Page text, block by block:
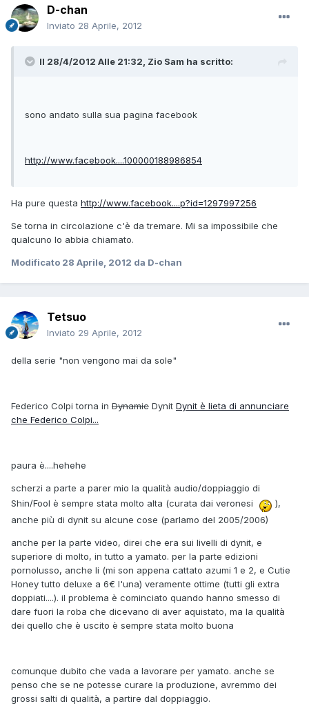
D-chan
Inviato 28 Aprile, 2012
Il 28/4/2012 Alle 21:32, Zio Sam ha scritto:
sono andato sulla sua pagina facebook
http://www.facebook....100000188986854
Ha pure questa http://www.facebook....p?id=1297997256
Se torna in circolazione c'è da tremare. Mi sa impossibile che
qualcuno lo abbia chiamato.
Modificato 28 Aprile, 2012 da D-chan
Tetsuo
Inviato 29 Aprile, 2012
della serie "non vengono mai da sole"
Federico Colpi torna in Dynamic Dynit Dynit è lieta di annunciare
che Federico Colpi...
paura è....hehehe
scherzi a parte a parer mio la qualità audio/doppiaggio di
Shin/Fool è sempre stata molto alta (curata dai veronesi
),
anche più di dynit su alcune cose (parlamo del 2005/2006)
anche per la parte video, direi che era sui livelli di dynit, e
superiore di molto, in tutto a yamato. per la parte edizioni
pornolusso, anche li (mi son appena cattato azumi 1 e 2, e Cutie
Honey tutto deluxe a 6€ l'una) veramente ottime (tutti gli extra
doppiati....). il problema è cominciato quando hanno smesso di
dare fuori la roba che dicevano di aver aquistato, ma la qualità
dei quello che è uscito è sempre stata molto buona
comunque dubito che vada a lavorare per yamato. anche se
penso che se ne potesse curare la produzione, avremmo dei
grossi salti di qualità, a partire dal doppiaggio.